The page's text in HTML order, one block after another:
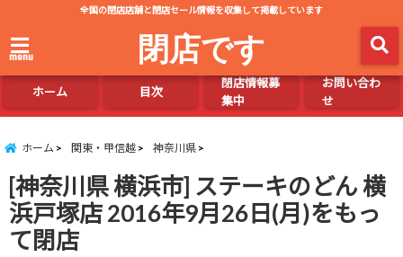
全国の閉店店舗と閉店セール情報を収集して掲載しています
menu 閉店です
ホーム 目次
閉店情報募
集中
お問い合わ
せ
ホーム 関東・甲信越 神奈川県
[神奈川県 横浜市] ステーキのどん 横
浜戸塚店 2016年9月26日(月)をもっ
て閉店